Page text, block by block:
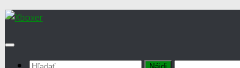
Preskočiť
obsah
Hľadať: